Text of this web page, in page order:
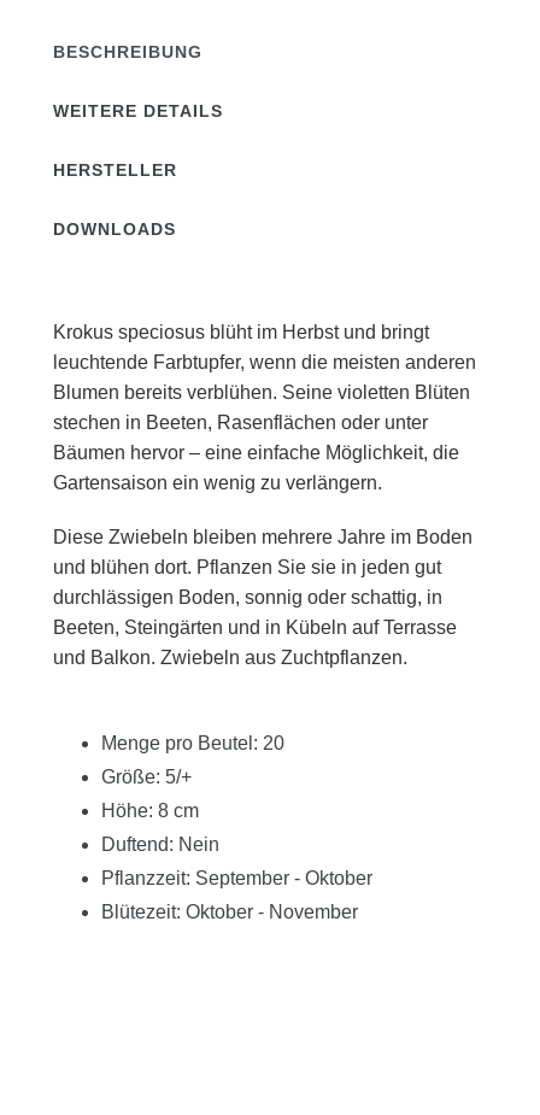
BESCHREIBUNG
WEITERE DETAILS
HERSTELLER
DOWNLOADS
Krokus speciosus blüht im Herbst und bringt
leuchtende Farbtupfer, wenn die meisten anderen
Blumen bereits verblühen. Seine violetten Blüten
stechen in Beeten, Rasenflächen oder unter
Bäumen hervor – eine einfache Möglichkeit, die
Gartensaison ein wenig zu verlängern.
Diese Zwiebeln bleiben mehrere Jahre im Boden
und blühen dort. Pflanzen Sie sie in jeden gut
durchlässigen Boden, sonnig oder schattig, in
Beeten, Steingärten und in Kübeln auf Terrasse
und Balkon. Zwiebeln aus Zuchtpflanzen.
Menge pro Beutel: 20
Größe: 5/+
Höhe: 8 cm
Duftend: Nein
Pflanzzeit: September - Oktober
Blütezeit: Oktober - November